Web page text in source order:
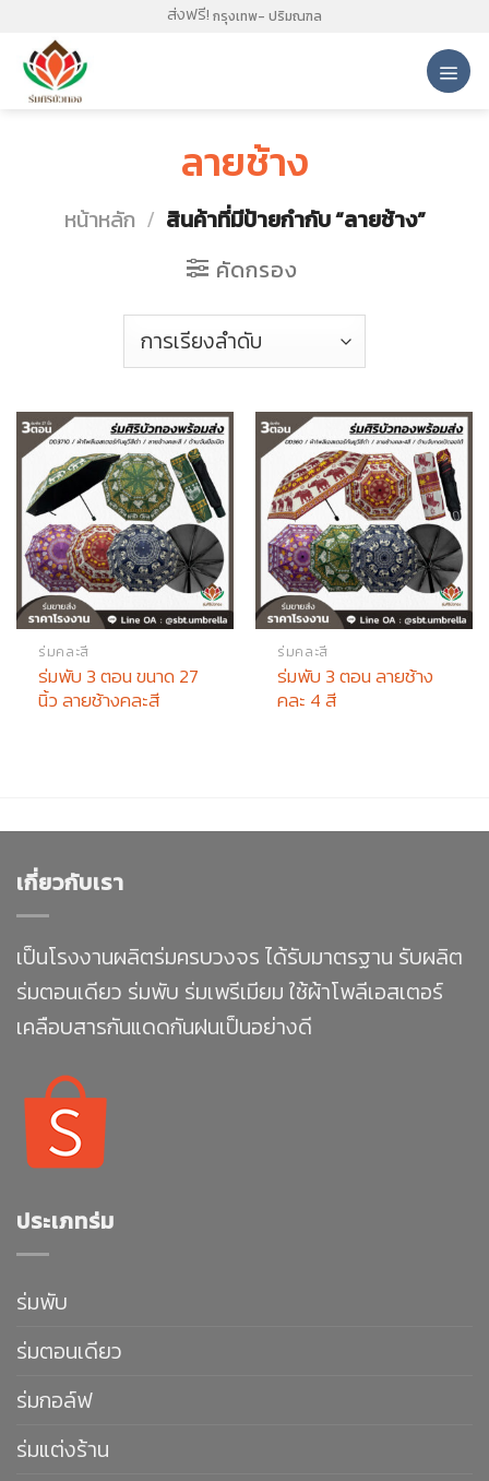
content
ส่งฟรี! กรุงเทพ- ปริมณฑล
ลายช้าง
หน้าหลัก / สินค้าที่มีป้ายกำกับ “ลายช้าง”
คัดกรอง
ร่มคละสี
ร่มพับ 3 ตอน ขนาด 27
นิ้ว ลายช้างคละสี
ร่มคละสี
ร่มพับ 3 ตอน ลายช้าง
คละ 4 สี
เกี่ยวกับเรา
เป็นโรงงานผลิตร่มครบวงจร ได้รับมาตรฐาน รับผลิต
ร่มตอนเดียว ร่มพับ ร่มเพรีเมียม ใช้ผ้าโพลีเอสเตอร์
เคลือบสารกันแดดกันฝนเป็นอย่างดี
ประเภทร่ม
ร่มพับ
ร่มตอนเดียว
ร่มกอล์ฟ
ร่มแต่งร้าน